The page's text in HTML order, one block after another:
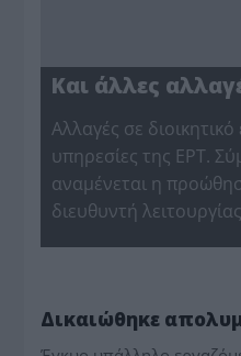
Και άλλες
Αλλαγές σε διοικητικό
υπηρεσίες της ΕΡΤ.
αναμένεται η
διευθυντή
Δικαιώθηκε